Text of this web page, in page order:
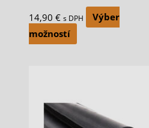
14,90 € s DPH
Výber
možností